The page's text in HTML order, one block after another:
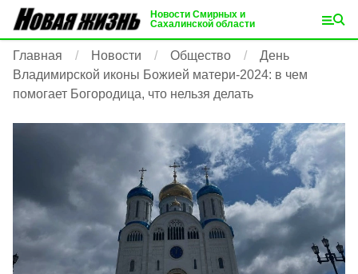
Новости Смирных и
Сахалинской области
Главная Новости Общество
День
Владимирской иконы Божией матери-2024: в чем
помогает Богородица, что нельзя делать